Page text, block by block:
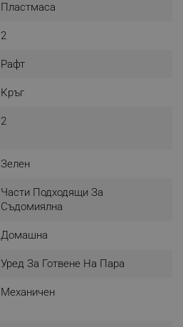
Пластмаса
2
Рафт
Кръг
2
Зелен
Части Подходящи За
Съдомиялна
Домашна
Уред За Готвене На Пара
Механичен